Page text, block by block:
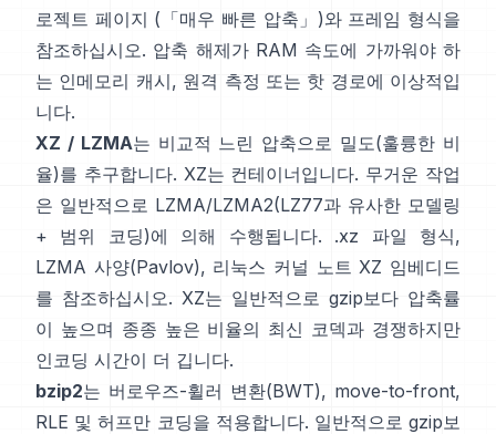
로젝트 페이지 (「매우 빠른 압축」)와 프레임 형식을
참조하십시오. 압축 해제가 RAM 속도에 가까워야 하
는 인메모리 캐시, 원격 측정 또는 핫 경로에 이상적입
니다.
XZ / LZMA는 비교적 느린 압축으로 밀도(훌륭한 비
율)를 추구합니다. XZ는 컨테이너입니다. 무거운 작업
은 일반적으로 LZMA/LZMA2(LZ77과 유사한 모델링
+ 범위 코딩)에 의해 수행됩니다.
.xz 파일 형식,
LZMA 사양(Pavlov), 리눅스 커널 노트 XZ 임베디드
를 참조하십시오. XZ는 일반적으로 gzip보다 압축률
이 높으며 종종 높은 비율의 최신 코덱과 경쟁하지만
인코딩 시간이 더 깁니다.
bzip2는 버로우즈-휠러 변환(BWT), move-to-front,
RLE 및 허프만 코딩을 적용합니다. 일반적으로 gzip보